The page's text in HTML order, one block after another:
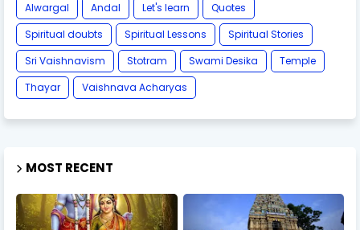
Alwargal Andal Let's learn
Quotes
Spiritual doubts
Spiritual Lessons
Spiritual Stories
Sri Vaishnavism
Stotram Swami Desika
Temple
Thayar
Vaishnava Acharyas
MOST RECENT